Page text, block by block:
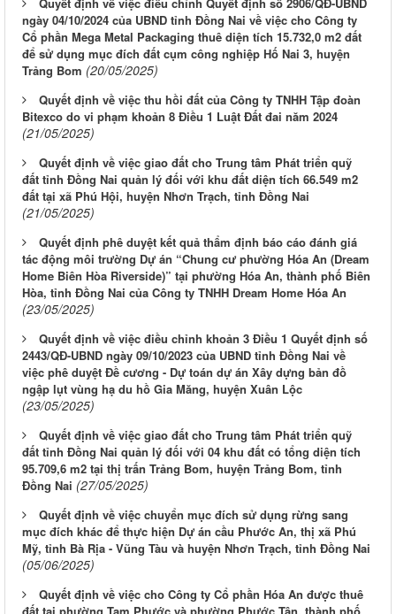
ngày 04/10/2024 của UBND tỉnh Đồng Nai về việc cho Công ty
Cổ phần Mega Metal Packaging thuê diện tích 15.732,0 m2 đất
để sử dụng mục đích đất cụm công nghiệp Hố Nai 3, huyện
Trảng Bom (20/05/2025)
Quyết định về việc thu hồi đất của Công ty TNHH Tập đoàn
Bitexco do vi phạm khoản 8 Điều 1 Luật Đất đai năm 2024
(21/05/2025)
Quyết định về việc giao đất cho Trung tâm Phát triển quỹ
đất tỉnh Đồng Nai quản lý đối với khu đất diện tích 66.549 m2
đất tại xã Phú Hội, huyện Nhơn Trạch, tỉnh Đồng Nai
(21/05/2025)
Quyết định phê duyệt kết quả thẩm định báo cáo đánh giá
tác động môi trường Dự án “Chung cư phường Hóa An (Dream
Home Biên Hòa Riverside)” tại phường Hóa An, thành phố Biên
Hòa, tỉnh Đồng Nai của Công ty TNHH Dream Home Hóa An
(23/05/2025)
Quyết định về việc điều chỉnh khoản 3 Điều 1 Quyết định số
2443/QĐ-UBND ngày 09/10/2023 của UBND tỉnh Đồng Nai về
việc phê duyệt Đề cương - Dự toán dự án Xây dựng bản đồ
ngập lụt vùng hạ du hồ Gia Măng, huyện Xuân Lộc
(23/05/2025)
Quyết định về việc giao đất cho Trung tâm Phát triển quỹ
đất tỉnh Đồng Nai quản lý đối với 04 khu đất có tổng diện tích
95.709,6 m2 tại thị trấn Trảng Bom, huyện Trảng Bom, tỉnh
Đồng Nai (27/05/2025)
Quyết định về việc chuyển mục đích sử dụng rừng sang
mục đích khác để thực hiện Dự án cầu Phước An, thị xã Phú
Mỹ, tỉnh Bà Rịa - Vũng Tàu và huyện Nhơn Trạch, tỉnh Đồng Nai
(05/06/2025)
Quyết định về việc cho Công ty Cổ phần Hóa An được thuê